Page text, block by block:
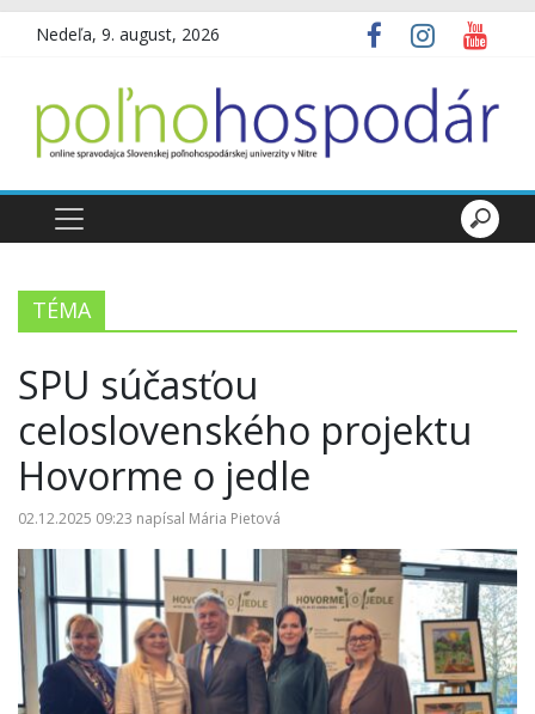
Nedeľa, 9. august, 2026
TÉMA
SPU súčasťou
celoslovenského projektu
Hovorme o jedle
02.12.2025 09:23 napísal Mária Pietová